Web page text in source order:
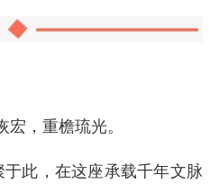
，重檐琉光。
此，在这座承载千年文脉